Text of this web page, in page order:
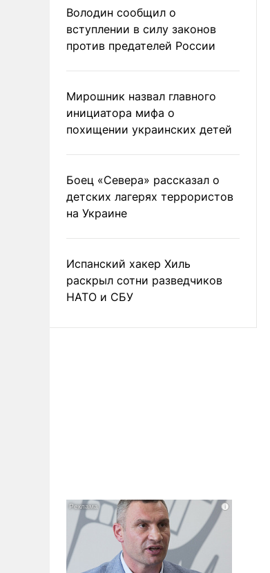
Володин сообщил о
вступлении в силу законов
против предателей России
Мирошник назвал главного
инициатора мифа о
похищении украинских детей
Боец «Севера» рассказал о
детских лагерях террористов
на Украине
Испанский хакер Хиль
раскрыл сотни разведчиков
НАТО и СБУ